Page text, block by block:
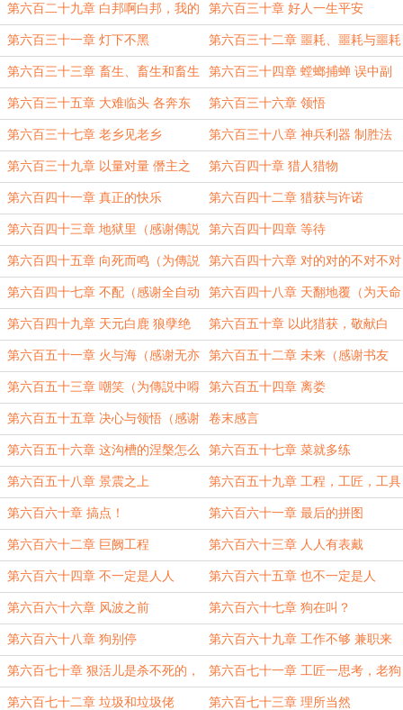
命（感谢胖头旭的盟主
第六百二十九章 白邦啊白邦，我的
故乡！
第六百三十章 好人一生平安
第六百三十一章 灯下不黑 第六百三十二章 噩耗、噩耗与噩耗
第六百三十三章 畜生、畜生和畜生 第六百三十四章 螳螂捕蝉 误中副
车
第六百三十五章 大难临头 各奔东
西
第六百三十六章 领悟
第六百三十七章 老乡见老乡 第六百三十八章 神兵利器 制胜法
宝
第六百三十九章 以量对量 僭主之
造
第六百四十章 猎人猎物
第六百四十一章 真正的快乐 第六百四十二章 猎获与许诺
第六百四十三章 地狱里（感谢傳説
中嘚橘喵的白银盟
第六百四十四章 等待
第六百四十五章 向死而鸣（为傳説
中嘚橘喵的白银盟加更
第六百四十六章 对的对的不对不对
（感谢天命之上SSR的白银盟
第六百四十七章 不配（感谢全自动
滚筒洗衣机的盟主
第六百四十八章 天翻地覆（为天命
之上SSR的白银盟加更
第六百四十九章 天元白鹿 狼孽绝
光（感谢左咸又鱼的盟主
第六百五十章 以此猎获，敬献白
鹿！（感谢天命之上SSR的盟主
第六百五十一章 火与海（感谢无亦
无意的盟主
第六百五十二章 未来（感谢书友
20190316232323619的盟主
第六百五十三章 嘲笑（为傳説中嘚
橘喵的白银盟加更！
第六百五十四章 离娄
第六百五十五章 决心与领悟（感谢
HY420的盟主
卷末感言
第六百五十六章 这沟槽的涅槃怎么
这么坏啊！
第六百五十七章 菜就多练
第六百五十八章 景震之上 第六百五十九章 工程，工匠，工具
第六百六十章 搞点！ 第六百六十一章 最后的拼图
第六百六十二章 巨阙工程 第六百六十三章 人人有表戴
第六百六十四章 不一定是人人 第六百六十五章 也不一定是人
第六百六十六章 风波之前 第六百六十七章 狗在叫？
第六百六十八章 狗别停 第六百六十九章 工作不够 兼职来
凑
第六百七十章 狠活儿是杀不死的，
但人可以
第六百七十一章 工匠一思考，老狗
就发笑
第六百七十二章 垃圾和垃圾佬 第六百七十三章 理所当然